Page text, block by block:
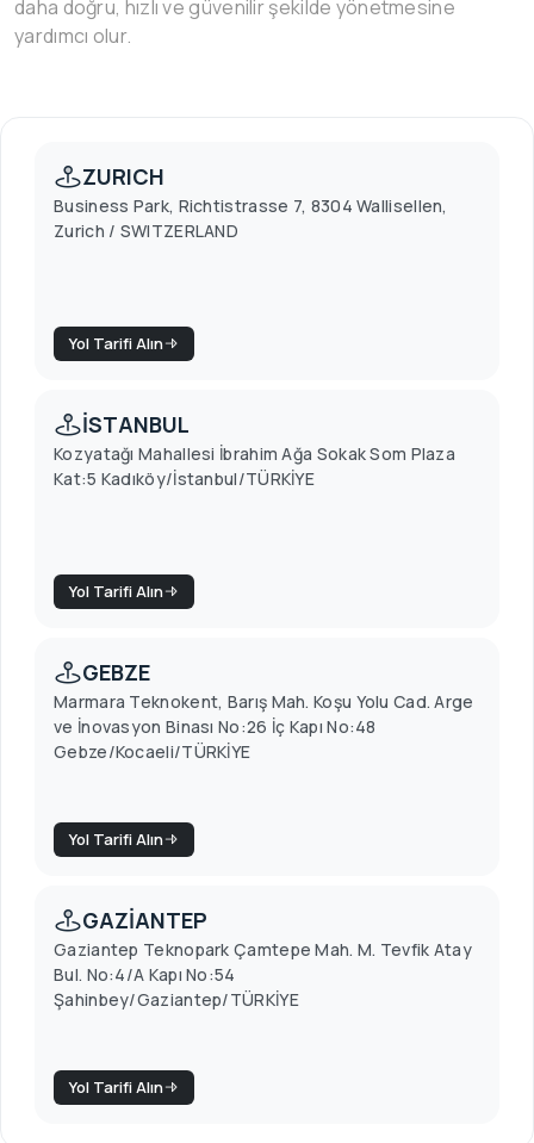
daha doğru, hızlı ve güvenilir şekilde yönetmesine
yardımcı olur.
ZURICH
Business Park, Richtistrasse 7, 8304 Wallisellen,
Zurich / SWITZERLAND
Yol Tarifi Alın
İSTANBUL
Kozyatağı Mahallesi İbrahim Ağa Sokak Som Plaza
Kat:5 Kadıköy/İstanbul/TÜRKİYE
Yol Tarifi Alın
GEBZE
Marmara Teknokent, Barış Mah. Koşu Yolu Cad. Arge
ve İnovasyon Binası No:26 İç Kapı No:48
Gebze/Kocaeli/TÜRKİYE
Yol Tarifi Alın
GAZİANTEP
Gaziantep Teknopark Çamtepe Mah. M. Tevfik Atay
Bul. No:4/A Kapı No:54
Şahinbey/Gaziantep/TÜRKİYE
Yol Tarifi Alın